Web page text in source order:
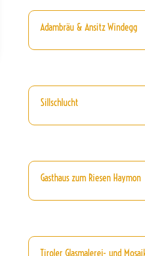
Adambräu & Ansitz Windegg
Sillschlucht
Gasthaus zum Riesen Haymon
Tiroler Glasmalerei- und